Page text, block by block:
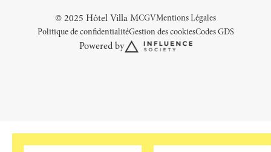
© 2025 Hôtel Villa MCGVMentions Légales
Politique de confidentialitéGestion des cookiesCodes GDS
Powered by